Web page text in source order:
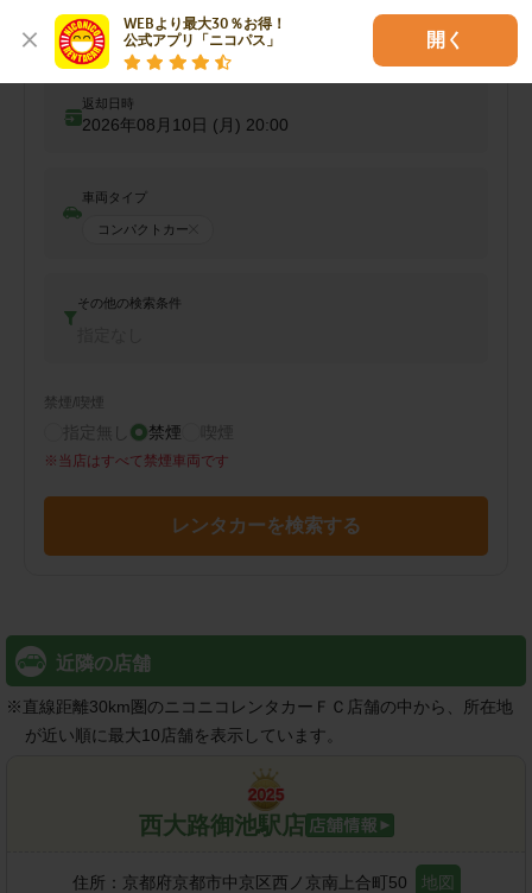
WEBより最大30％お得！
公式アプリ「ニコパス」
開く
出発日時
2026年08月09日 (日) 08:00
返却日時
2026年08月10日 (月) 20:00
車両タイプ
コンパクトカー
その他の検索条件
禁煙/喫煙
指定無し 禁煙 喫煙
※ 当店はすべて禁煙車両です
レンタカーを検索する
近隣の店舗
※直線距離30km圏のニコニコレンタカーＦＣ店舗の中から、所在地
が近い順に最大10店舗を表示しています。
西大路御池駅店
住所： 京都府京都市中京区西ノ京南上合町50 地図